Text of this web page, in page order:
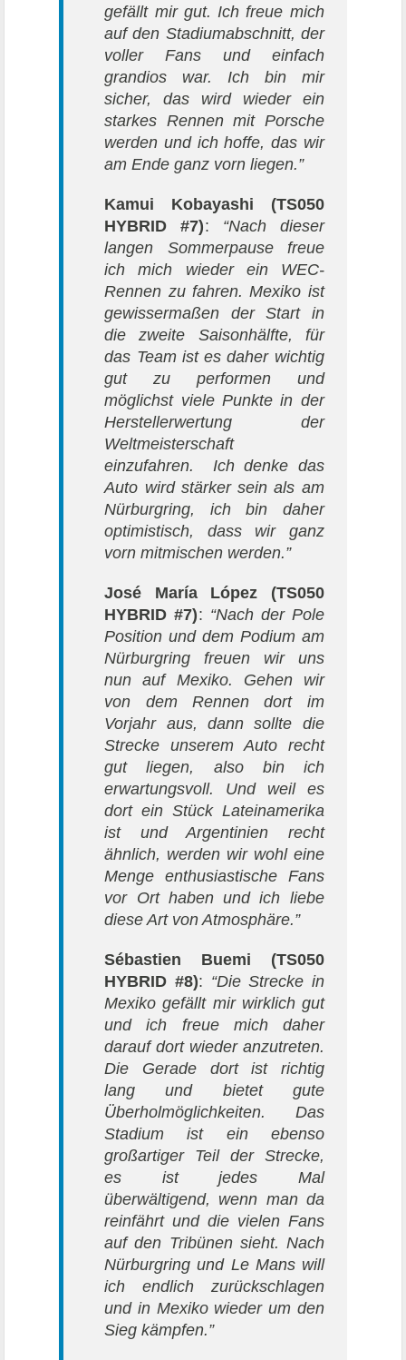
gefällt mir gut. Ich freue mich
auf den Stadiumabschnitt, der
voller Fans und einfach
grandios war. Ich bin mir
sicher, das wird wieder ein
starkes Rennen mit Porsche
werden und ich hoffe, das wir
am Ende ganz vorn liegen.”
Kamui Kobayashi (TS050
HYBRID #7): “Nach dieser
langen Sommerpause freue
ich mich wieder ein WEC-
Rennen zu fahren. Mexiko ist
gewissermaßen der Start in
die zweite Saisonhälfte, für
das Team ist es daher wichtig
gut zu performen und
möglichst viele Punkte in der
Herstellerwertung der
Weltmeisterschaft
einzufahren. Ich denke das
Auto wird stärker sein als am
Nürburgring, ich bin daher
optimistisch, dass wir ganz
vorn mitmischen werden.”
José María López (TS050
HYBRID #7): “Nach der Pole
Position und dem Podium am
Nürburgring freuen wir uns
nun auf Mexiko. Gehen wir
von dem Rennen dort im
Vorjahr aus, dann sollte die
Strecke unserem Auto recht
gut liegen, also bin ich
erwartungsvoll. Und weil es
dort ein Stück Lateinamerika
ist und Argentinien recht
ähnlich, werden wir wohl eine
Menge enthusiastische Fans
vor Ort haben und ich liebe
diese Art von Atmosphäre.”
Sébastien Buemi
(TS050
HYBRID #8): “Die Strecke in
Mexiko gefällt mir wirklich gut
und ich freue mich daher
darauf dort wieder anzutreten.
Die Gerade dort ist richtig
lang und bietet gute
Überholmöglichkeiten. Das
Stadium ist ein ebenso
großartiger Teil der Strecke,
es ist jedes Mal
überwältigend, wenn man da
reinfährt und die vielen Fans
auf den Tribünen sieht. Nach
Nürburgring und Le Mans will
ich endlich zurückschlagen
und in Mexiko wieder um den
Sieg kämpfen.”